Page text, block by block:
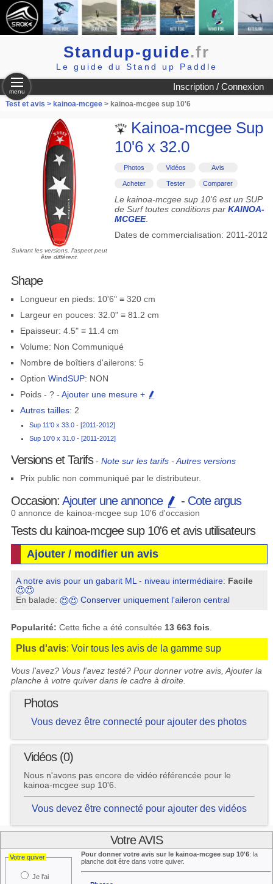
Standup-guide.fr
Le guide du Stand up Paddle
Inscription / Connexion
menu
Test et avis > kainoa-mcgee> kainoa-mcgee sup 10'6
Suivant les versions, l'aspect peut
être différent.
Kainoa-mcgee Sup
10'6 x 32.0
Photos Vidéos Avis
Acheter Tester Comparer
Le kainoa-mcgee sup 10'6 est un SUP
de Surf toutes conditions par KAINOA-
MCGEE.
Dates de commercialisation: 2011-2012
Shape
Longueur en pieds: 10'6" ≡ 320 cm
Largeur en pouces: 32.0" ≡ 81.2 cm
Epaisseur: 4.5" ≡ 11.4 cm
Volume: Non Communiqué
Nombre de boîtiers d'ailerons: 5
Option WindSUP: NON
Poids - ? - Ajouter une mesure +
Autres tailles: 2
Sup 11'0 x 33.0 - [2011-2012]
Sup 10'0 x 31.0 - [2011-2012]
Versions et Tarifs- Note sur les tarifs-Autres versions
Prix public non communiqué par le distributeur.
Occasion: Ajouter une annonce - Cote argus
0 annonce de kainoa-mcgee sup 10'6 d'occasion
Tests du kainoa-mcgee sup 10'6 et avis utilisateurs
Ajouter / modifier un avis
A notre avis pour un gabarit ML - niveau intermédiaire: Facile
En balade:
Conserver uniquement l'aileron central
Popularité: Cette fiche a été consultée 13 663 fois
Plus d'avis:Voir tous les avis de la gamme sup
Vous l'avez? Vous l'avez testé? Pour donner votre avis, Ajouter la
planche à votre quiver dans le cadre à droite.
Photos
Vous devez être connecté pour ajouter des photos
Vidéos (0)
Nous n'avons pas encore de vidéo référencée pour le
kainoa-mcgee sup 10'6.
Vous devez être connecté pour ajouter des vidéos
Votre AVIS
Votre quiver
Je l'ai
Pour donner votre avis sur le kainoa-mcgee sup 10'6: la
planche doit être dans votre quiver.